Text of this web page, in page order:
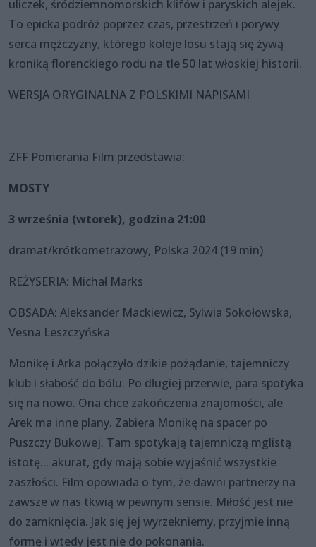
uliczek, śródziemnomorskich klifów i paryskich alejek.
To epicka podróż poprzez czas, przestrzeń i porywy
serca mężczyzny, którego koleje losu stają się żywą
kroniką florenckiego rodu na tle 50 lat włoskiej historii.
WERSJA ORYGINALNA Z POLSKIMI NAPISAMI
ZFF Pomerania Film przedstawia:
MOSTY
3 września (wtorek), godzina 21:00
dramat/krótkometrażowy, Polska 2024 (19 min)
REŻYSERIA: Michał Marks
OBSADA: Aleksander Mackiewicz, Sylwia Sokołowska,
Vesna Leszczyńska
Monikę i Arka połączyło dzikie pożądanie, tajemniczy
klub i słabość do bólu. Po długiej przerwie, para spotyka
się na nowo. Ona chce zakończenia znajomości, ale
Arek ma inne plany. Zabiera Monikę na spacer po
Puszczy Bukowej. Tam spotykają tajemniczą mglistą
istotę... akurat, gdy mają sobie wyjaśnić wszystkie
zaszłości. Film opowiada o tym, że dawni partnerzy na
zawsze w nas tkwią w pewnym sensie. Miłość jest nie
do zamknięcia. Jak się jej wyrzekniemy, przyjmie inną
formę i wtedy jest nie do pokonania.